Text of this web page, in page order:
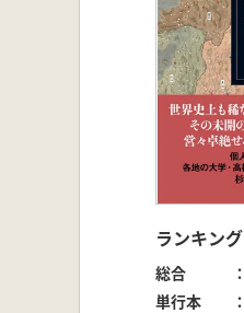
ランキング
総合
単行本